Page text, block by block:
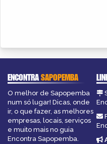
ENCONTRASAPOPEMBA
O melhor de Sapopemba
num só lugar! Dicas, onde
ir, o que fazer, as melhores
empresas, locais, serviços
e muito mais no guia
Encontra Sapopemba.